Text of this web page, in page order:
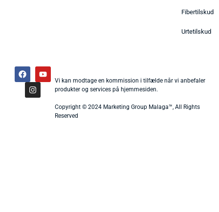
Fibertilskud
Urtetilskud
Vi kan modtage en kommission i tilfælde når vi anbefaler
produkter og services på hjemmesiden.
Copyright © 2024 Marketing Group Malaga™, All Rights
Reserved